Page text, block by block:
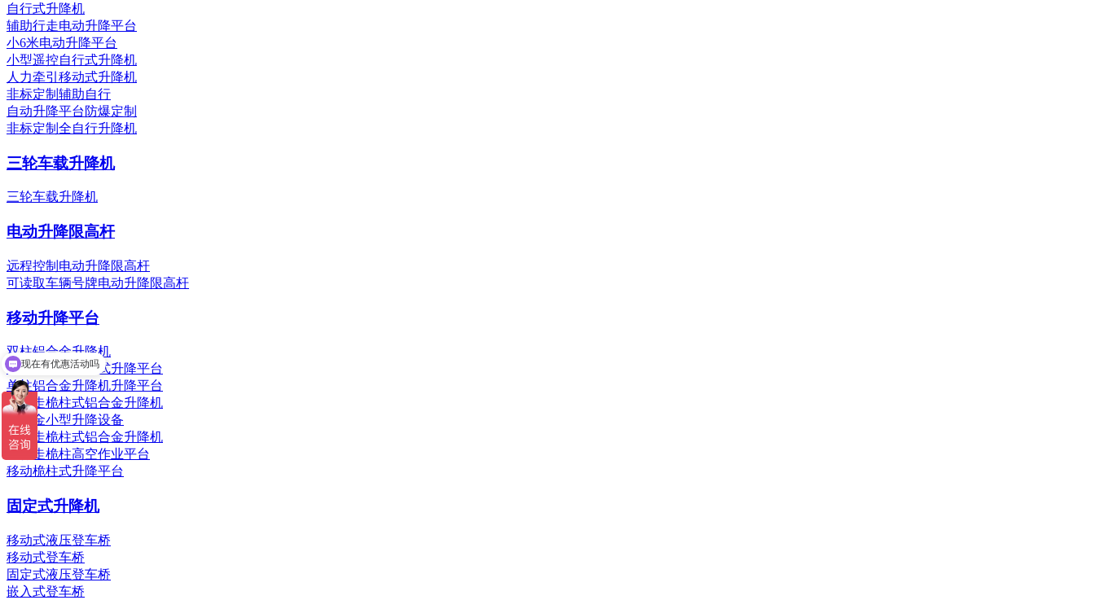
自行式升降机
辅助行走电动升降平台
小6米电动升降平台
小型遥控自行式升降机
人力牵引移动式升降机
非标定制辅助自行
自动升降平台防爆定制
非标定制全自行升降机
三轮车载升降机
三轮车载升降机
电动升降限高杆
远程控制电动升降限高杆
可读取车辆号牌电动升降限高杆
移动升降平台
双柱铝合金升降机
双柱铝合金移动式升降平台
单柱铝合金升降机升降平台
自行走桅柱式铝合金升降机
铝合金小型升降设备
自行走桅柱式铝合金升降机
自行走桅柱高空作业平台
移动桅柱式升降平台
固定式升降机
移动式液压登车桥
移动式登车桥
固定式液压登车桥
嵌入式登车桥
可以介绍下你们的产品么